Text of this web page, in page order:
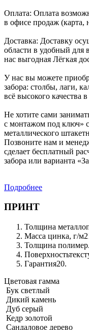
Оплата: Оплата
в офисе продаж (карта,
Доставка: Доставку
области в удобный для
нас выгодная Лёгкая
У нас вы можете
забора: столбы, лаги,
всё высокого качества
Не хотите сами
с монтажом под ключ»
металлического
Позвоните нам и
сделает бесплатный
забора или варианта
Подробнее
ПРИНТ
Толщина
Масса цинка, г/м2
Толщина
Поверхность
Гарантия20.
Цветовая гамма
Бук светлый
Дикий камень
Дуб серый
Кедр золотой
Сандаловое дерево